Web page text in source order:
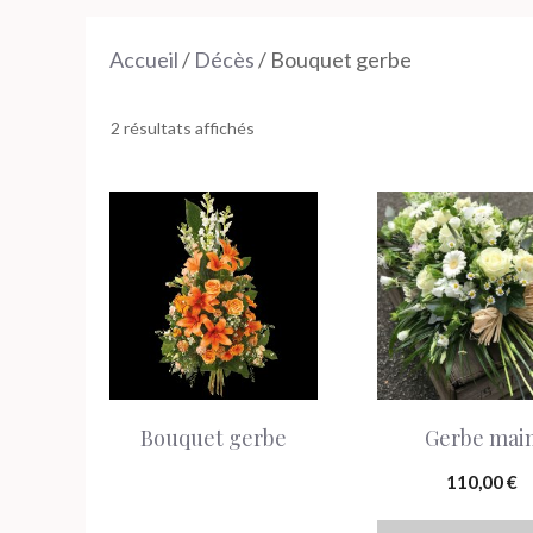
Accueil/ Décès/ Bouquet gerbe
2 résultats affichés
Bouquet gerbe Gerbe
110,00€
Ce
produit
a
plusieurs
variations.
Les
options
peuvent
être